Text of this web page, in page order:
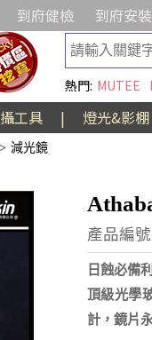
到府健檢 到府安裝
熱門: MUTEE
工具 | 燈光&影棚
> 減光鏡
產品編
日蝕必備
頂級光學
計，鏡片